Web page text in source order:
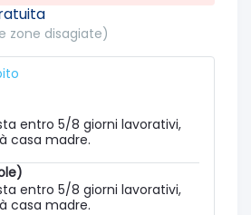
zone disagiate)
entro 5/8 giorni lavorativi,
casa madre.
entro 5/8 giorni lavorativi,
casa madre.